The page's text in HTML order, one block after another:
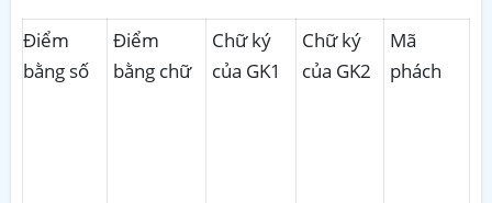
Điểm
bằng số
Điểm
bằng chữ
Chữ ký
của GK1
Chữ ký
của GK2
Mã
phách